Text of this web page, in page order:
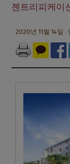
젠트리피케이
2020년 11월 14일